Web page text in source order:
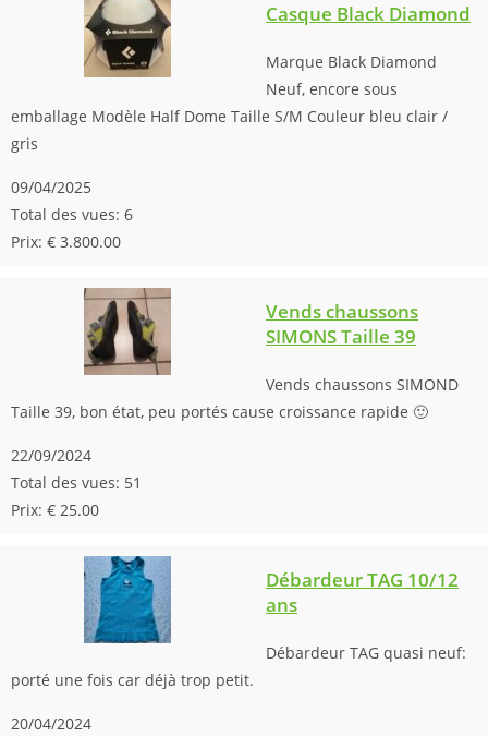
Casque Black Diamond
Marque Black Diamond
Neuf, encore sous
emballage Modèle Half Dome Taille S/M Couleur bleu clair /
gris
09/04/2025
Total des vues: 6
Prix: € 3.800.00
Vends chaussons
SIMONS Taille 39
Vends chaussons SIMOND
Taille 39, bon état, peu portés cause croissance rapide 🙂
22/09/2024
Total des vues: 51
Prix: € 25.00
Débardeur TAG 10/12
ans
Débardeur TAG quasi neuf:
porté une fois car déjà trop petit.
20/04/2024